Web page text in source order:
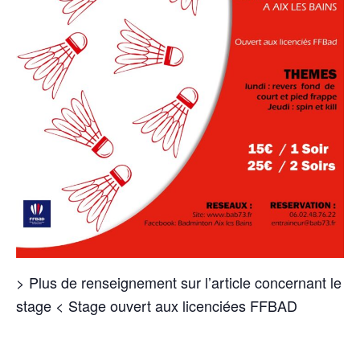
> Plus de renseignement sur l’article concernant le
stage < Stage ouvert aux licenciées FFBAD